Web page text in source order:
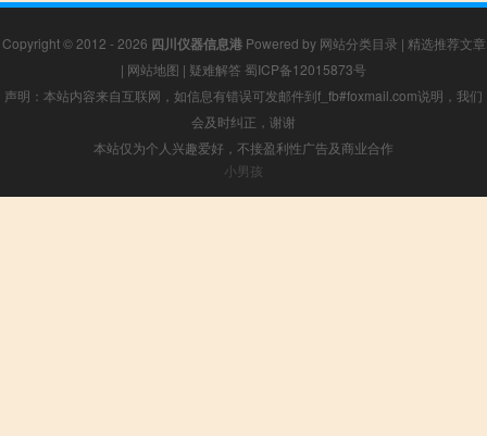
Copyright © 2012 - 2026 四川仪器信息港Powered by 网站分类目录 | 精选推荐文章
| 网站地图 | 疑难解答 蜀ICP备12015873号
声明：本站内容来自互联网，如信息有错误可发邮件到f_fb#foxmail.com说明，我们
会及时纠正，谢谢
本站仅为个人兴趣爱好，不接盈利性广告及商业合作
小男孩